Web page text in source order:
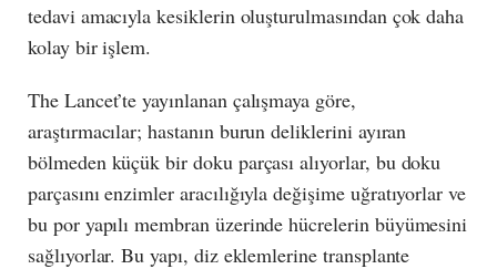
tedavi amacıyla kesiklerin oluşturulmasından çok daha
kolay bir işlem.
The Lancet’te yayınlanan çalışmaya göre,
araştırmacılar; hastanın burun deliklerini ayıran
bölmeden küçük bir doku parçası alıyorlar, bu doku
parçasını enzimler aracılığıyla değişime uğratıyorlar ve
bu por yapılı membran üzerinde hücrelerin büyümesini
sağlıyorlar. Bu yapı, diz eklemlerine transplante